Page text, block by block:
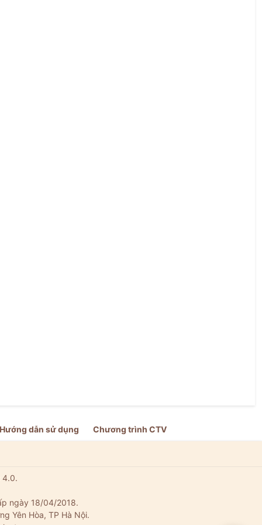
Hướng dẫn sử dụng Chương trình CTV
4.0.
ngày 18/04/2018.
Yên Hòa, TP Hà Nội.